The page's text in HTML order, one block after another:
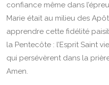
confiance même dans
Marie était au milieu des
apprendre cette fidélité
la Pentecôte : l’Esprit Saint
qui persévèrent dans la
Amen.